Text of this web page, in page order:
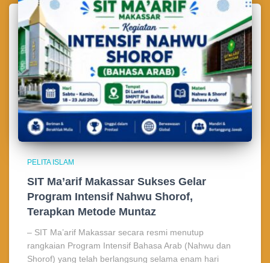
PELITA ISLAM
SIT Ma’arif Makassar Sukses Gelar
Program Intensif Nahwu Shorof,
Terapkan Metode Muntaz
– SIT Ma’arif Makassar secara resmi menutup
rangkaian Program Intensif Bahasa Arab (Nahwu dan
Shorof) yang telah berlangsung selama enam hari